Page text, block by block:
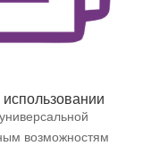
возможностям